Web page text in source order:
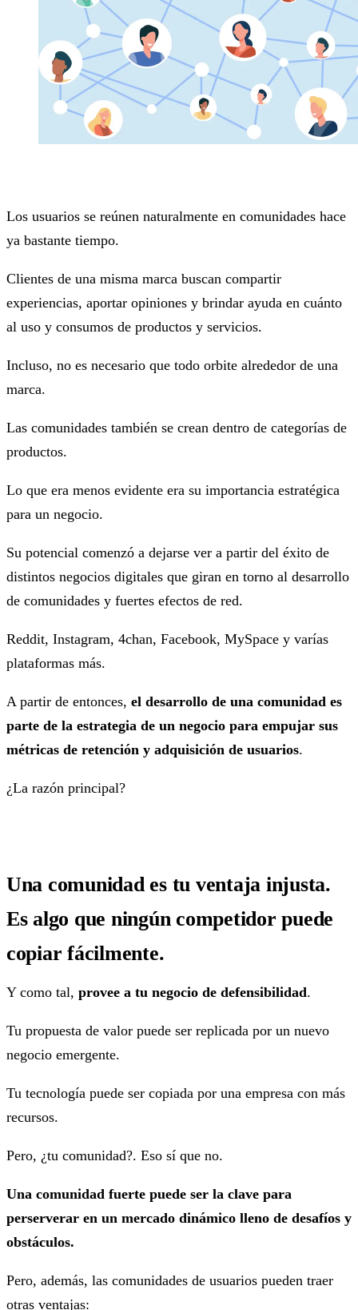
Los usuarios se reúnen naturalmente en comunidades hace
ya bastante tiempo.
Clientes de una misma marca buscan compartir
experiencias, aportar opiniones y brindar ayuda en cuánto
al uso y consumos de productos y servicios.
Incluso, no es necesario que todo orbite alrededor de una
marca.
Las comunidades también se crean dentro de categorías de
productos.
Lo que era menos evidente era su importancia estratégica
para un negocio.
Su potencial comenzó a dejarse ver a partir del éxito de
distintos negocios digitales que giran en torno al desarrollo
de comunidades y fuertes efectos de red.
Reddit, Instagram, 4chan, Facebook, MySpace y varías
plataformas más.
A partir de entonces, el desarrollo de una comunidad es
parte de la estrategia de un negocio para empujar sus
métricas de retención y adquisición de usuarios.
¿La razón principal?
Una comunidad es tu ventaja injusta.
Es algo que ningún competidor puede
copiar fácilmente.
Y como tal, provee a tu negocio de defensibilidad.
Tu propuesta de valor puede ser replicada por un nuevo
negocio emergente.
Tu tecnología puede ser copiada por una empresa con más
recursos.
Pero, ¿tu comunidad?. Eso sí que no.
Una comunidad fuerte puede ser la clave para
perserverar en un mercado dinámico lleno de desafíos y
obstáculos.
Pero, además, las comunidades de usuarios pueden traer
otras ventajas: